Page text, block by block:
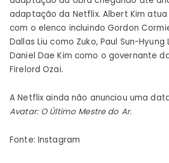
adaptação da Netflix. Albert Kim atua
com o elenco incluindo Gordon
Dallas Liu como Zuko, Paul Sun-
Daniel Dae Kim como o governante
Firelord Ozai.
A Netflix ainda não anunciou uma
Avatar: O Último Mestre do Ar.
Fonte: Instagram